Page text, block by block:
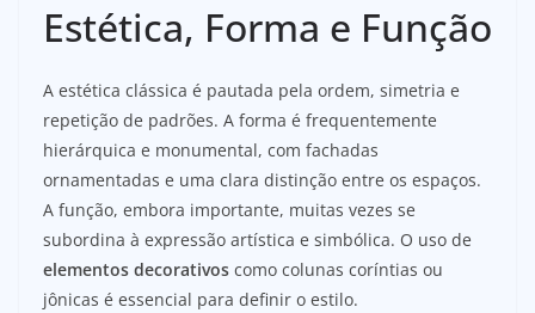
Estética, Forma e Função
A estética clássica é pautada pela ordem, simetria e
repetição de padrões. A forma é frequentemente
hierárquica e monumental, com fachadas
ornamentadas e uma clara distinção entre os espaços.
A função, embora importante, muitas vezes se
subordina à expressão artística e simbólica. O uso de
elementos decorativos como colunas coríntias ou
jônicas é essencial para definir o estilo.